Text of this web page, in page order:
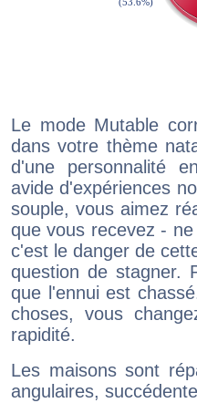
Le mode Mutable
dans votre thème
d'une personnalité
avide d'expériences
souple, vous aimez
que vous recevez -
c'est le danger de
question de stagner.
que l'ennui est
choses, vous
rapidité.
Les maisons sont
angulaires,